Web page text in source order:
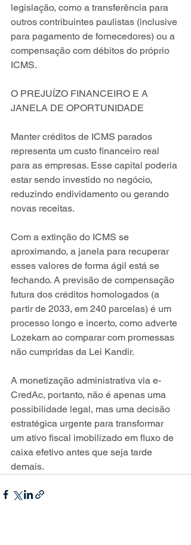
legislação, como a transferência para
outros contribuintes paulistas (inclusive
para pagamento de fornecedores) ou a
compensação com débitos do próprio
ICMS.
O PREJUÍZO FINANCEIRO E A
JANELA DE OPORTUNIDADE
Manter créditos de ICMS parados
representa um custo financeiro real
para as empresas. Esse capital poderia
estar sendo investido no negócio,
reduzindo endividamento ou gerando
novas receitas.
Com a extinção do ICMS se
aproximando, a janela para recuperar
esses valores de forma ágil está se
fechando. A previsão de compensação
futura dos créditos homologados (a
partir de 2033, em 240 parcelas) é um
processo longo e incerto, como adverte
Lozekam ao comparar com promessas
não cumpridas da Lei Kandir.
A monetização administrativa via e-
CredAc, portanto, não é apenas uma
possibilidade legal, mas uma decisão
estratégica urgente para transformar
um ativo fiscal imobilizado em fluxo de
caixa efetivo antes que seja tarde
demais.